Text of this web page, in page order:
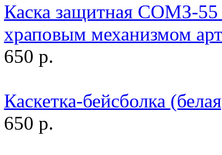
Каска защитная СОМЗ-
храповым механизмом
650 р.
Каскетка-бейсболка
650 р.